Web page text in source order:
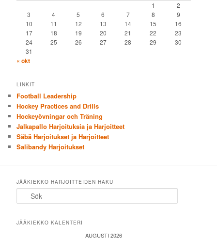
1
2
3
4 5 6 7 8
9
10
11 12 13 14 15
16
17
18 19 20 21 22
23
24
25 26 27 28 29
30
31
« okt
LINKIT
Football Leadership
Hockey Practices and Drills
Hockeyövningar och Träning
Jalkapallo Harjoituksia ja Harjoitteet
Säbä Harjoitukset ja Harjoitteet
Salibandy Harjoitukset
JÄÄKIEKKO HARJOITTEIDEN HAKU
JÄÄKIEKKO KALENTERI
AUGUSTI 2026